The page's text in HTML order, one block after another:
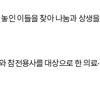
인 이들을 찾아 나눔과 상생을
참전용사를 대상으로 한 의료·